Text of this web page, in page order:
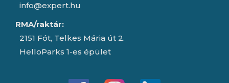
info@expert.hu
RMA/raktár:
2151 Fót, Telkes Mária út 2.
HelloParks 1-es épület